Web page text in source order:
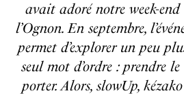
avait adoré notre week-
l’Ognon. En septembre,
permet d’explorer un peu
seul mot d’ordre : prendre
porter. Alors, slowUp,